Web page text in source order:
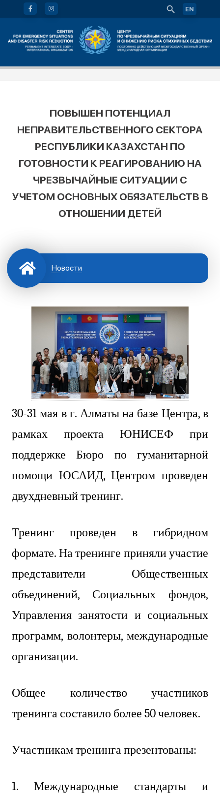
EN
ПОВЫШЕН ПОТЕНЦИАЛ
НЕПРАВИТЕЛЬСТВЕННОГО СЕКТОРА
РЕСПУБЛИКИ КАЗАХСТАН ПО
ГОТОВНОСТИ К РЕАГИРОВАНИЮ НА
ЧРЕЗВЫЧАЙНЫЕ СИТУАЦИИ С
УЧЕТОМ ОСНОВНЫХ ОБЯЗАТЕЛЬСТВ В
ОТНОШЕНИИ ДЕТЕЙ
Новости
30-31 мая в г. Алматы на базе Центра, в
рамках проекта ЮНИСЕФ при
поддержке Бюро по гуманитарной
помощи ЮСАИД, Центром проведен
двухдневный тренинг.
Тренинг проведен в гибридном
формате. На тренинге приняли участие
представители Общественных
объединений, Социальных фондов,
Управления занятости и социальных
программ, волонтеры, международные
организации.
Общее количество участников
тренинга составило более 50 человек.
Участникам тренинга презентованы:
1. Международные стандарты и